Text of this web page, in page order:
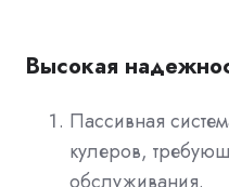
Высокая
Пассивная
кулеров,